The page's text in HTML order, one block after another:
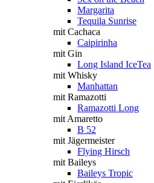
Margarita
Tequila Sunrise
mit Cachaca
Caipirinha
mit Gin
Long Island IceTea
mit Whisky
Manhattan
mit Ramazotti
Ramazotti Long
mit Amaretto
B 52
mit Jägermeister
Flying Hirsch
mit Baileys
Baileys Tropic